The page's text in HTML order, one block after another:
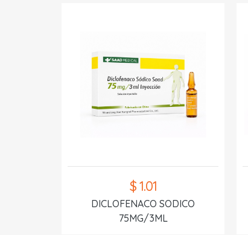
$ 1.01
DICLOFENACO SODICO
75MG/3ML